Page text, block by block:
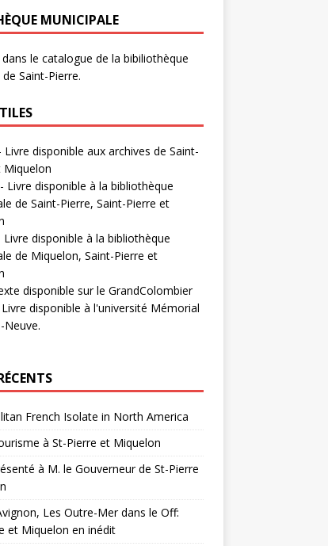
MUNICIPALE
dans le catalogue de la bibiliothèque
Saint-Pierre.
disponible aux archives de Saint-
Miquelon
Livre disponible à la bibliothèque
de Saint-Pierre, Saint-Pierre et
disponible à la bibliothèque
de Miquelon, Saint-Pierre et
disponible sur le GrandColombier
disponible à l'université Mémorial
Neuve.
French Isolate in North America
à St-Pierre et Miquelon
à M. le Gouverneur de St-Pierre
Les Outre-Mer dans le Off:
et Miquelon en inédit